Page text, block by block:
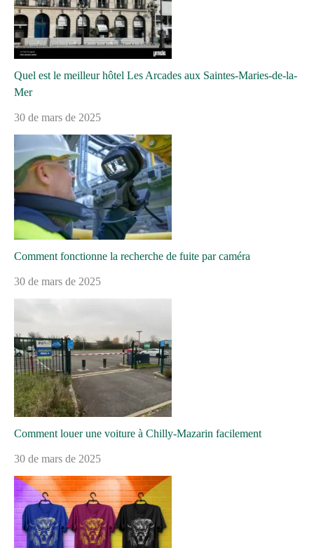
Quel est le meilleur hôtel Les Arcades aux Saintes-Maries-de-la-
Mer
30 de mars de 2025
Comment fonctionne la recherche de fuite par caméra
30 de mars de 2025
Comment louer une voiture à Chilly-Mazarin facilement
30 de mars de 2025